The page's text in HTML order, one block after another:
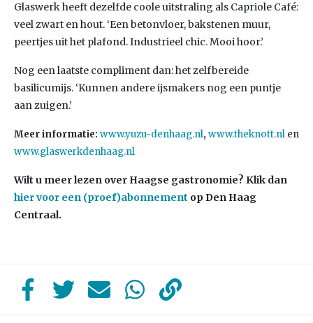
Glaswerk heeft dezelfde coole uitstraling als Capriole Café:
veel zwart en hout. ‘Een betonvloer, bakstenen muur,
peertjes uit het plafond. Industrieel chic. Mooi hoor.’
Nog een laatste compliment dan: het zelfbereide
basilicumijs. ‘Kunnen andere ijsmakers nog een puntje
aan zuigen.’
Meer informatie: www.yuzu-denhaag.nl, www.theknott.nl en
www.glaswerkdenhaag.nl
Wilt u meer lezen over Haagse gastronomie? Klik dan
hier voor een (proef)abonnement op Den Haag
Centraal.